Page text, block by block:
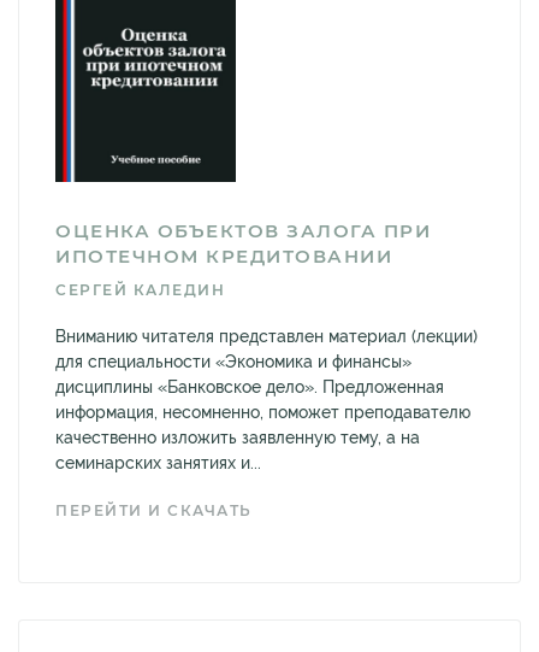
ОЦЕНКА ОБЪЕКТОВ ЗАЛОГА ПРИ
ИПОТЕЧНОМ КРЕДИТОВАНИИ
СЕРГЕЙ КАЛЕДИН
Вниманию читателя представлен материал (лекции)
для специальности «Экономика и финансы»
дисциплины «Банковское дело». Предложенная
информация, несомненно, поможет преподавателю
качественно изложить заявленную тему, а на
семинарских занятиях и...
ПЕРЕЙТИ И СКАЧАТЬ